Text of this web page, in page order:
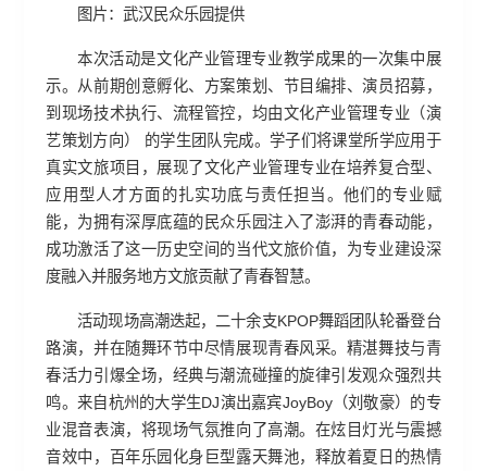
图片：武汉民众乐园提供
本次活动是文化产业管理专业教学成果的一次集中展
示。从前期创意孵化、方案策划、节目编排、演员招募，
到现场技术执行、流程管控，均由文化产业管理专业（演
艺策划方向） 的学生团队完成。学子们将课堂所学应用于
真实文旅项目，展现了文化产业管理专业在培养复合型、
应用型人才方面的扎实功底与责任担当。他们的专业赋
能，为拥有深厚底蕴的民众乐园注入了澎湃的青春动能，
成功激活了这一历史空间的当代文旅价值，为专业建设深
度融入并服务地方文旅贡献了青春智慧。
活动现场高潮迭起，二十余支KPOP舞蹈团队轮番登台
路演，并在随舞环节中尽情展现青春风采。精湛舞技与青
春活力引爆全场，经典与潮流碰撞的旋律引发观众强烈共
鸣。来自杭州的大学生DJ演出嘉宾JoyBoy（刘敬豪）的专
业混音表演，将现场气氛推向了高潮。在炫目灯光与震撼
音效中，百年乐园化身巨型露天舞池，释放着夏日的热情